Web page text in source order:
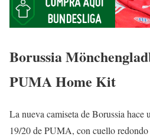
Borussia
PUMA Home Kit
La nueva camiseta de Borussia hace
19/20 de PUMA, con cuello